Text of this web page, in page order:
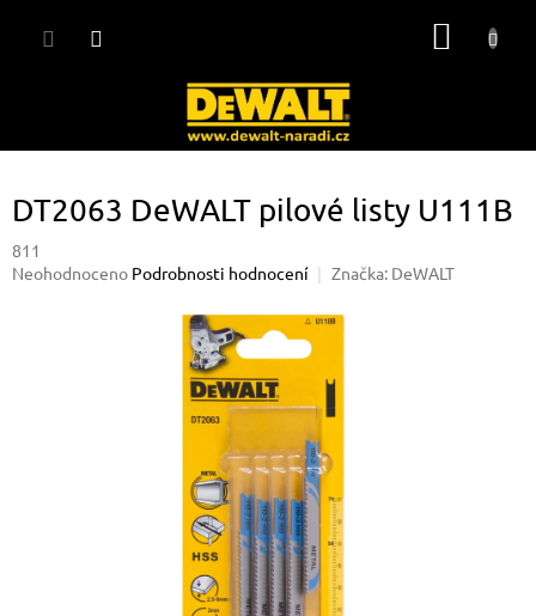
DT2063 DeWALT pilové listy U111B
811
Průměrné
Neohodnoceno Podrobnosti hodnocení Značka: DeWALT